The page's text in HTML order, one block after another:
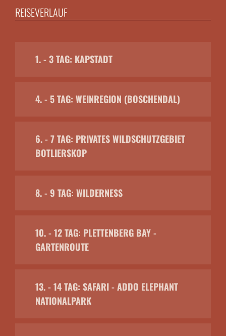
REISEVERLAUF
1. - 3 TAG: KAPSTADT
4. - 5 TAG: WEINREGION (BOSCHENDAL)
6. - 7 TAG: PRIVATES WILDSCHUTZGEBIET
BOTLIERSKOP
8. - 9 TAG: WILDERNESS
10. - 12 TAG: PLETTENBERG BAY -
GARTENROUTE
13. - 14 TAG: SAFARI - ADDO ELEPHANT
NATIONALPARK